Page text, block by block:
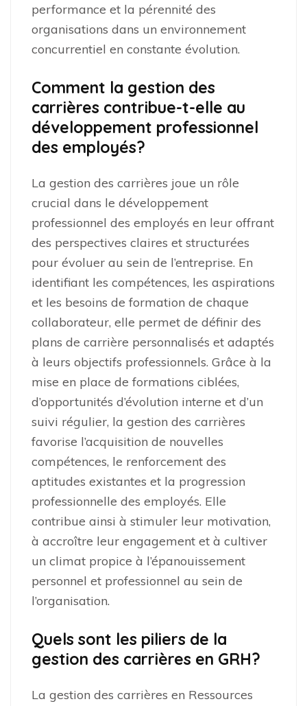
performance et la pérennité des
organisations dans un environnement
concurrentiel en constante évolution.
Comment la gestion des
carrières contribue-t-elle au
développement professionnel
des employés?
La gestion des carrières joue un rôle
crucial dans le développement
professionnel des employés en leur offrant
des perspectives claires et structurées
pour évoluer au sein de l’entreprise. En
identifiant les compétences, les aspirations
et les besoins de formation de chaque
collaborateur, elle permet de définir des
plans de carrière personnalisés et adaptés
à leurs objectifs professionnels. Grâce à la
mise en place de formations ciblées,
d’opportunités d’évolution interne et d’un
suivi régulier, la gestion des carrières
favorise l’acquisition de nouvelles
compétences, le renforcement des
aptitudes existantes et la progression
professionnelle des employés. Elle
contribue ainsi à stimuler leur motivation,
à accroître leur engagement et à cultiver
un climat propice à l’épanouissement
personnel et professionnel au sein de
l’organisation.
Quels sont les piliers de la
gestion des carrières en GRH?
La gestion des carrières en Ressources